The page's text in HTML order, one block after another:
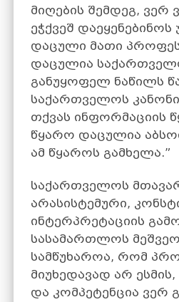
მიღების შემდეგ, ვერ
ეჭქვეშ
დაცული მათი
დაცულია
განუყოფელ ნაწილს
საქართველოს
თქვას ინფორმაციის
წყარო დაცულია
ამ წყაროს გამხელა.”
საქართველოს
არასისტემური,
ინტერპრეტაციის
სასამართლოს
სამწუხაროა, რომ
მიუხედავად არ
და კომპეტენცია ვერ